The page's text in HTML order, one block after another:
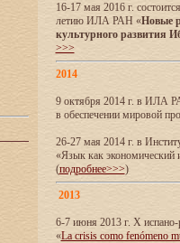
16-17 мая 2016 г.
летию ИЛА РАН «Новые
культурного развития
>>>
2014
9 октября 2014 г. в ИЛА
в обеспечении мировой
26-27 мая 2014 г. в
«Язык как экономический
(подробнее>>>)
2013
6-7 июня 2013 г. X
«La crisis como fenómeno